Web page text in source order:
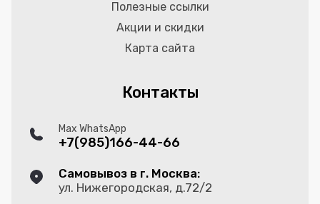
Полезные ссылки
Акции и скидки
Карта сайта
Контакты
Max WhatsApp
+7(985)166-44-66
Самовывоз в г. Москва:
ул. Нижегородская, д.72/2